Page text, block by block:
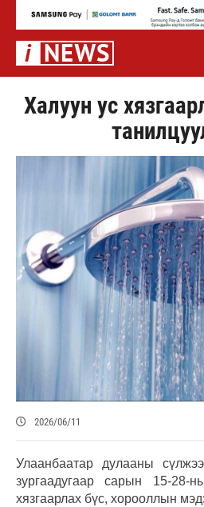
Халуун ус
2026/06/11
Улаанбаатар дулааны
зургаадугаар сарын 15-28-
хязгаарлах бүс, хорооллын